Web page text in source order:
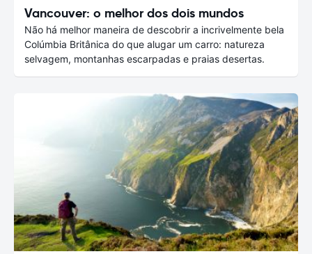
Vancouver: o melhor dos dois mundos
Não há melhor maneira de descobrir a incrivelmente bela
Colúmbia Britânica do que alugar um carro: natureza
selvagem, montanhas escarpadas e praias desertas.